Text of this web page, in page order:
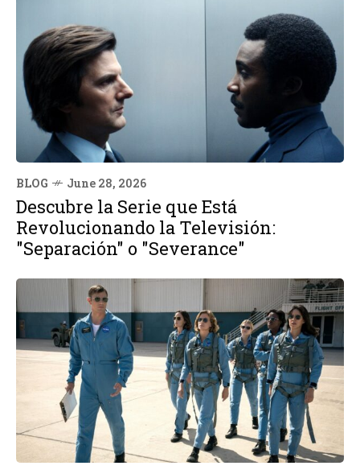
BLOG June 28, 2026
Descubre la Serie que Está
Revolucionando la Televisión:
"Separación" o "Severance"